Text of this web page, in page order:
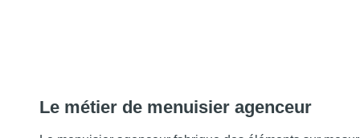
Le métier de menuisier agenceur